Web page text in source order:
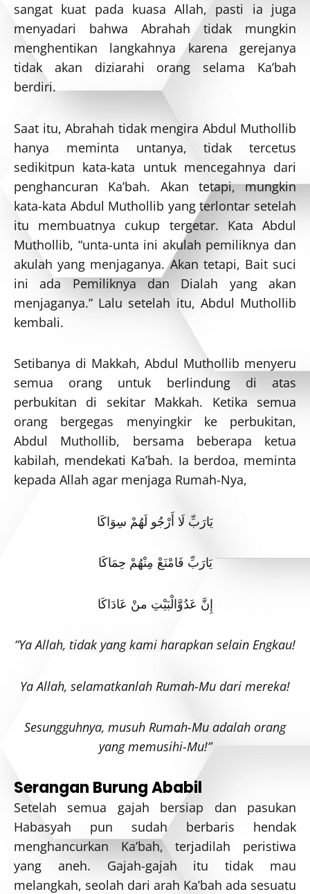
sangat kuat pada kuasa Allah, pasti ia juga
menyadari bahwa Abrahah tidak mungkin
menghentikan langkahnya karena gerejanya
tidak akan diziarahi orang selama Ka’bah
berdiri.
Saat itu, Abrahah tidak mengira Abdul Muthollib
hanya meminta untanya, tidak tercetus
sedikitpun kata-kata untuk mencegahnya dari
penghancuran Ka’bah. Akan tetapi, mungkin
kata-kata Abdul Muthollib yang terlontar setelah
itu membuatnya cukup tergetar. Kata Abdul
Muthollib, “unta-unta ini akulah pemiliknya dan
akulah yang menjaganya. Akan tetapi, Bait suci
ini ada Pemiliknya dan Dialah yang akan
menjaganya.” Lalu setelah itu, Abdul Muthollib
kembali.
Setibanya di Makkah, Abdul Muthollib menyeru
semua orang untuk berlindung di atas
perbukitan di sekitar Makkah. Ketika semua
orang bergegas menyingkir ke perbukitan,
Abdul Muthollib, bersama beberapa ketua
kabilah, mendekati Ka’bah. Ia berdoa, meminta
kepada Allah agar menjaga Rumah-Nya,
يَارَبِّ لَا أَرْجُو لَهُمْ سِوَاكَا
يَارَبِّ فَامْنَعْ مِنْهُمْ حِمَاكَا
إِنَّ عَدُوَّالْبَيْتِ منْ عَادَاكَا
“Ya Allah, tidak yang kami harapkan selain Engkau!
Ya Allah, selamatkanlah Rumah-Mu dari mereka!
Sesungguhnya, musuh Rumah-Mu adalah orang
yang memusihi-Mu!”
Serangan Burung Ababil
Setelah semua gajah bersiap dan pasukan
Habasyah pun sudah berbaris hendak
menghancurkan Ka’bah, terjadilah peristiwa
yang aneh. Gajah-gajah itu tidak mau
melangkah, seolah dari arah Ka’bah ada sesuatu